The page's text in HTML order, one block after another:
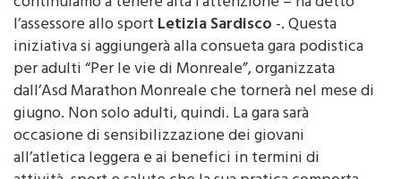
continuiamo a tenere alta l’attenzione – ha detto
l’assessore allo sportLetizia Sardisco-. Questa
iniziativa si aggiungerà alla consueta gara podistica
per adulti “Per le vie di Monreale”, organizzata
dall’Asd Marathon Monreale che tornerà nel mese di
giugno. Non solo adulti, quindi. La gara sarà
occasione di sensibilizzazione dei giovani